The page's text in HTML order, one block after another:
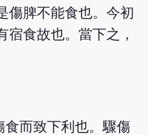
傷脾不能食也。今初
宿食故也。當下之，
食而致下利也。驟傷